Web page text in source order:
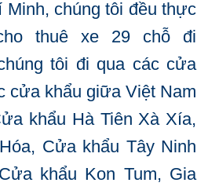
Minh, chúng tôi đều thực
thuê xe 29 chỗ đi
tôi đi qua các cửa
cửa khẩu giữa Việt Nam
khẩu Hà Tiên Xà Xía,
Cửa khẩu Tây Ninh
khẩu Kon Tum, Gia